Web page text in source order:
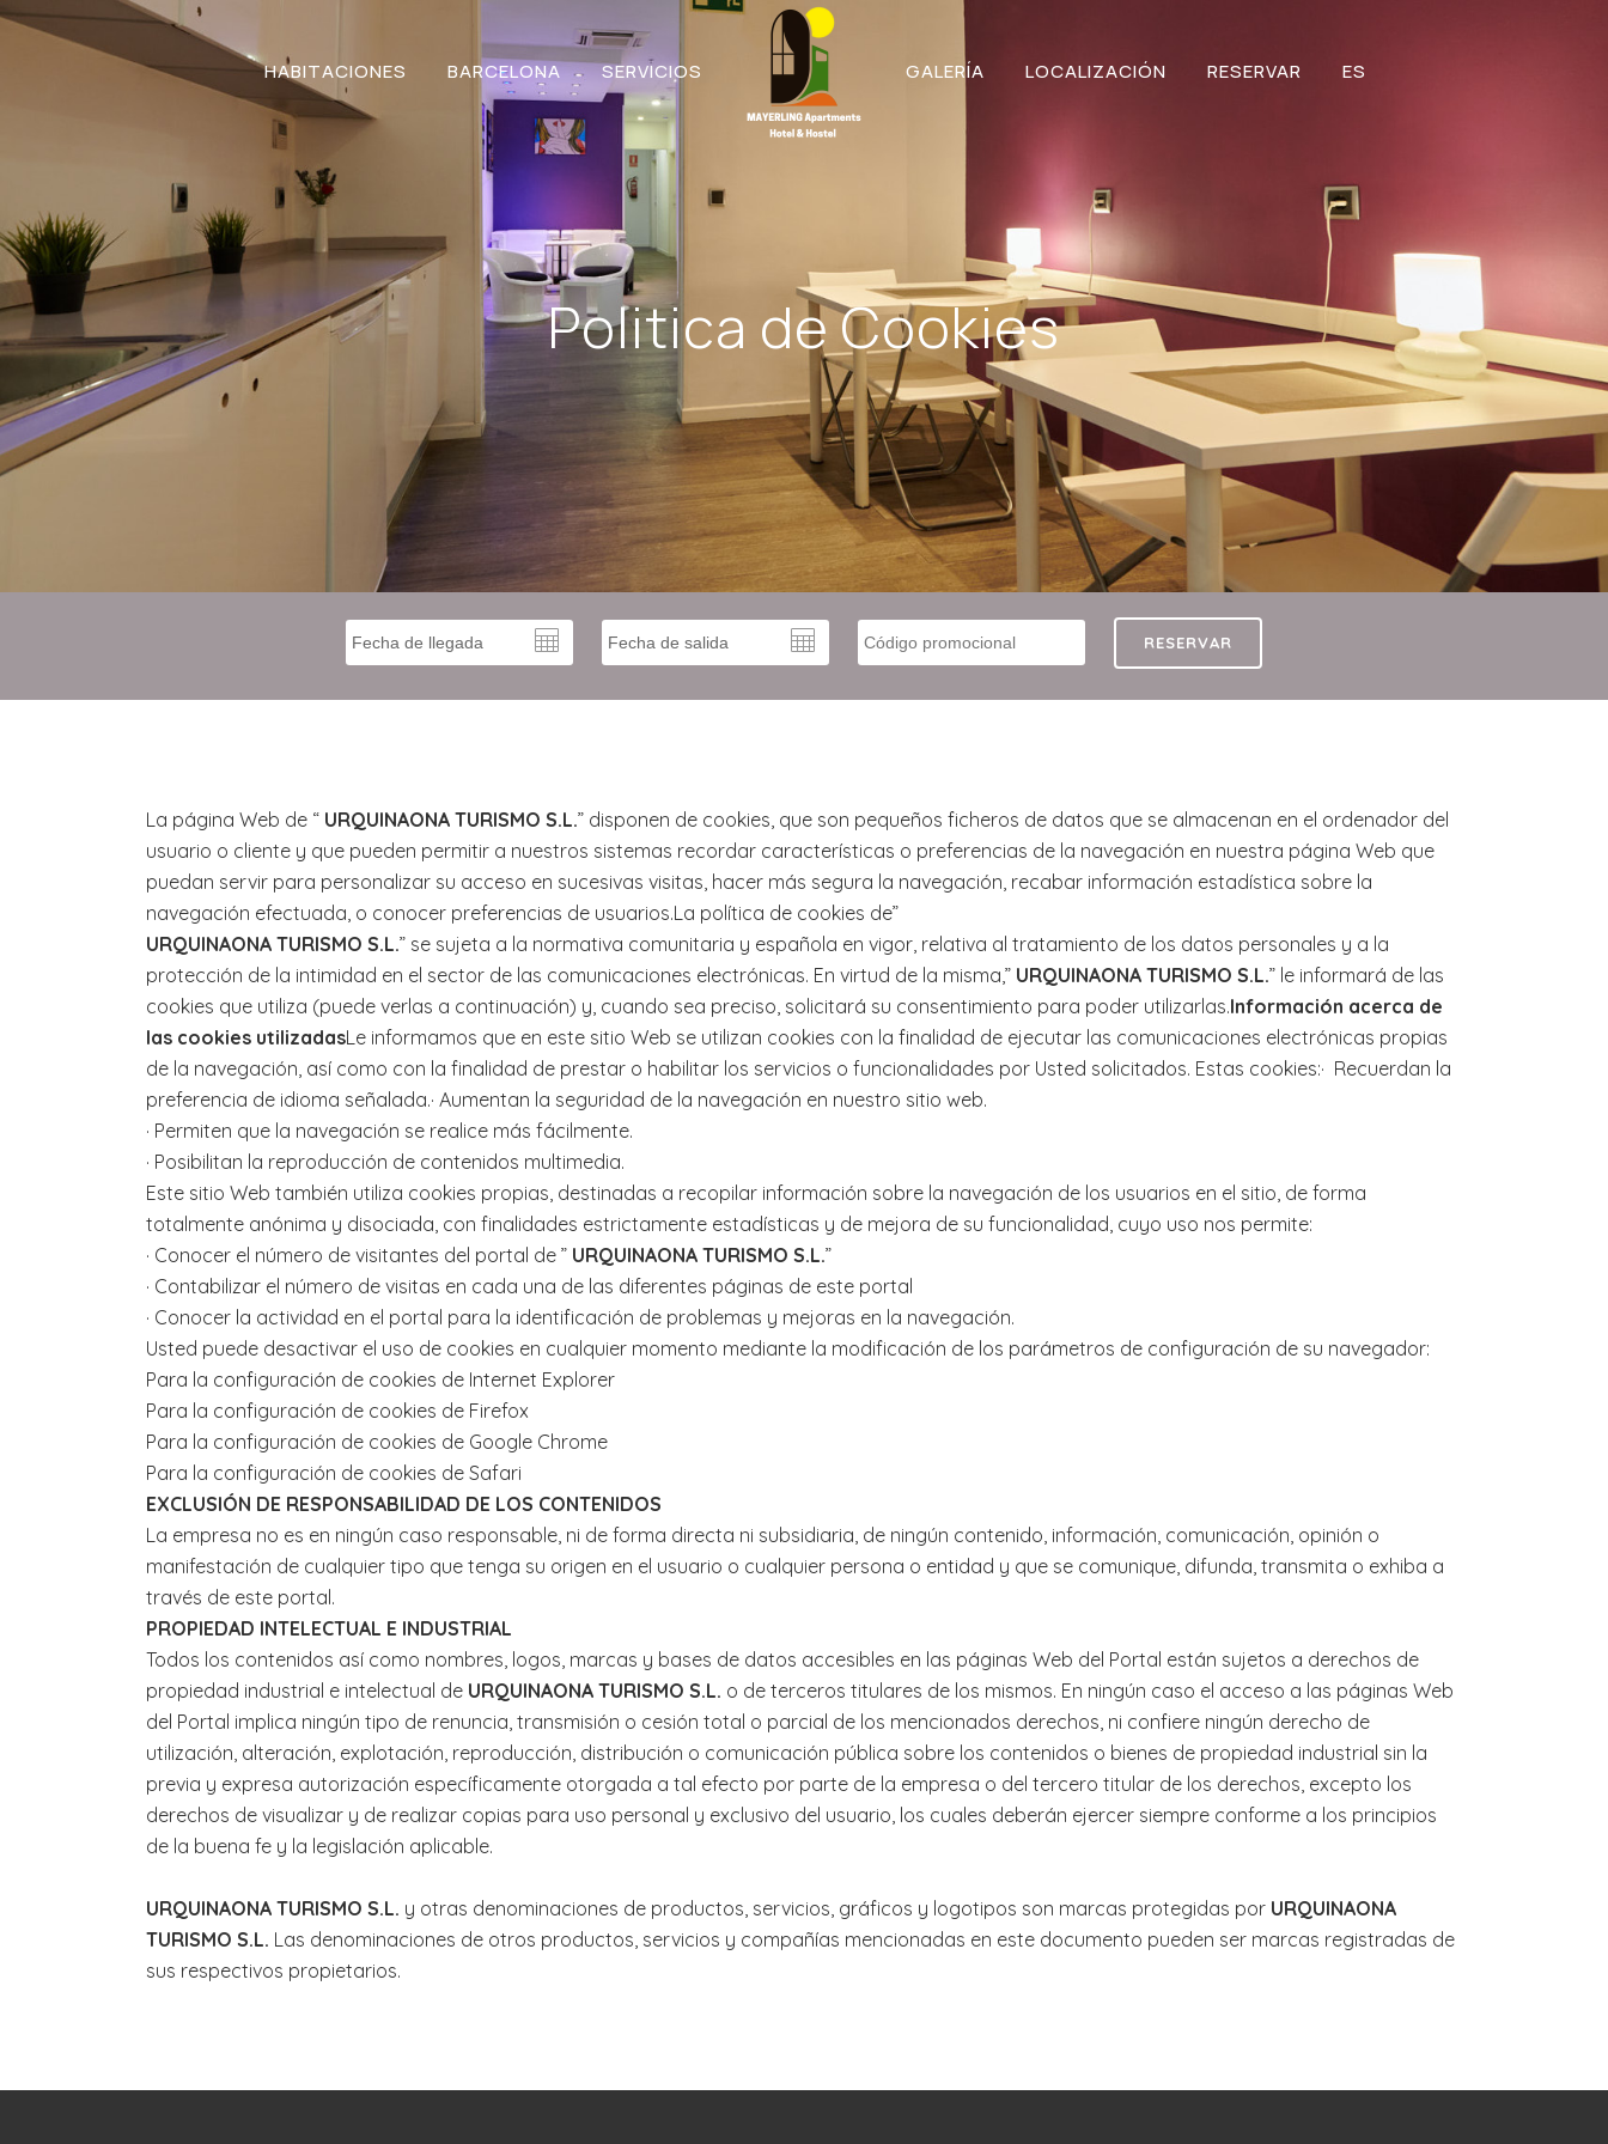
HABITACIONES BARCELONA SERVICIOS GALERÍA LOCALIZACIÓN RESERVAR ES
Politica de Cookies
RESERVAR
La página Web de “ URQUINAONA TURISMO S.L.” disponen de cookies, que son pequeños ficheros de datos que se almacenan en el ordenador del
usuario o cliente y que pueden permitir a nuestros sistemas recordar características o preferencias de la navegación en nuestra página Web que
puedan servir para personalizar su acceso en sucesivas visitas, hacer más segura la navegación, recabar información estadística sobre la
navegación efectuada, o conocer preferencias de usuarios.La política de cookies de”
URQUINAONA TURISMO S.L.” se sujeta a la normativa comunitaria y española en vigor, relativa al tratamiento de los datos personales y a la
protección de la intimidad en el sector de las comunicaciones electrónicas. En virtud de la misma,” URQUINAONA TURISMO S.L.” le informará de las
cookies que utiliza (puede verlas a continuación) y, cuando sea preciso, solicitará su consentimiento para poder utilizarlas.Información acerca de
las cookies utilizadasLe informamos que en este sitio Web se utilizan cookies con la finalidad de ejecutar las comunicaciones electrónicas propias
de la navegación, así como con la finalidad de prestar o habilitar los servicios o funcionalidades por Usted solicitados. Estas cookies:· Recuerdan la
preferencia de idioma señalada.· Aumentan la seguridad de la navegación en nuestro sitio web.
· Permiten que la navegación se realice más fácilmente.
· Posibilitan la reproducción de contenidos multimedia.
Este sitio Web también utiliza cookies propias, destinadas a recopilar información sobre la navegación de los usuarios en el sitio, de forma
totalmente anónima y disociada, con finalidades estrictamente estadísticas y de mejora de su funcionalidad, cuyo uso nos permite:
· Conocer el número de visitantes del portal de ” URQUINAONA TURISMO S.L.”
· Contabilizar el número de visitas en cada una de las diferentes páginas de este portal
· Conocer la actividad en el portal para la identificación de problemas y mejoras en la navegación.
Usted puede desactivar el uso de cookies en cualquier momento mediante la modificación de los parámetros de configuración de su navegador:
Para la configuración de cookies de Internet Explorer
Para la configuración de cookies de Firefox
Para la configuración de cookies de Google Chrome
Para la configuración de cookies de Safari
EXCLUSIÓN DE RESPONSABILIDAD DE LOS CONTENIDOS
La empresa no es en ningún caso responsable, ni de forma directa ni subsidiaria, de ningún contenido, información, comunicación, opinión o
manifestación de cualquier tipo que tenga su origen en el usuario o cualquier persona o entidad y que se comunique, difunda, transmita o exhiba a
través de este portal.
PROPIEDAD INTELECTUAL E INDUSTRIAL
Todos los contenidos así como nombres, logos, marcas y bases de datos accesibles en las páginas Web del Portal están sujetos a derechos de
propiedad industrial e intelectual de URQUINAONA TURISMO S.L. o de terceros titulares de los mismos. En ningún caso el acceso a las páginas Web
del Portal implica ningún tipo de renuncia, transmisión o cesión total o parcial de los mencionados derechos, ni confiere ningún derecho de
utilización, alteración, explotación, reproducción, distribución o comunicación pública sobre los contenidos o bienes de propiedad industrial sin la
previa y expresa autorización específicamente otorgada a tal efecto por parte de la empresa o del tercero titular de los derechos, excepto los
derechos de visualizar y de realizar copias para uso personal y exclusivo del usuario, los cuales deberán ejercer siempre conforme a los principios
de la buena fe y la legislación aplicable.
URQUINAONA TURISMO S.L. y otras denominaciones de productos, servicios, gráficos y logotipos son marcas protegidas por URQUINAONA
TURISMO S.L. Las denominaciones de otros productos, servicios y compañías mencionadas en este documento pueden ser marcas registradas de
sus respectivos propietarios.